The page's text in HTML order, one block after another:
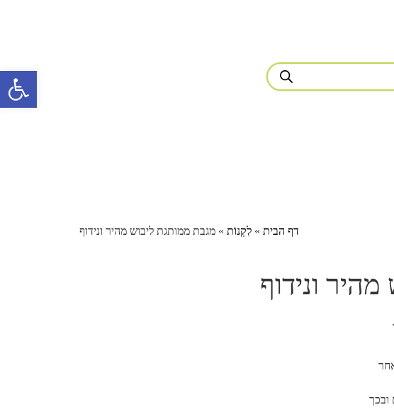
דף הבית » לִקְנוֹת » מגבת ממותגת ליבוש מהיר ונידוף
ונידוף
ובכך
פתח